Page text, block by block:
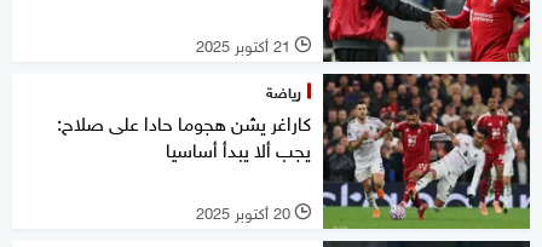
l 21 أكتوبر 2025
رياضة
كاراغر يشن هجوما حادا على صلاح:
يجب ألا يبدأ أساسيا
l 20 أكتوبر 2025